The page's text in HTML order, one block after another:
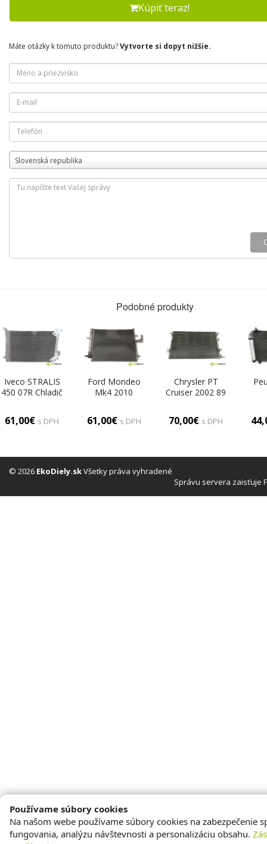
Kúpiť teraz!
Máte otázky k tomuto produktu?Vytvorte si dopyt nižšie.
Slovenská republika
Podobné produkty
Iveco STRALIS
450 07R Chladič
klimatizácie)
61,00€ s DPH
Ford Mondeo
Mk4 2010
07-10 1800
(Chladiče
klimatizácie)
61,00€ s DPH
Chrysler PT
Cruiser 2002 89
2200 Chladič
(Chladiče
70,00€ s DPH
© 2026 EkoDiely.skVšetky práva vyhradené
Správu servera zaisťuje
Používame súbory cookies
Na našom webe používame súbory cookies na zabezpečenie
fungovania, analýzu návštevnosti a personalizáciu obsahu.